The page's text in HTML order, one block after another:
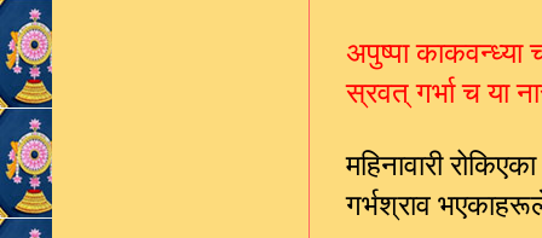
अपुष्पा काकवन्ध्या
स्रवत् गर्भा च या
महिनावारी
गर्भश्राव